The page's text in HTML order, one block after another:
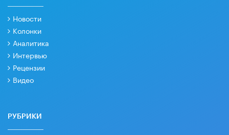
Новости
Колонки
Аналитика
Интервью
Рецензии
Видео
РУБРИКИ